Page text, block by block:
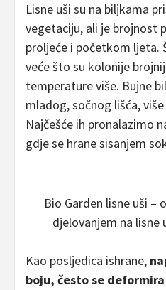
Lisne uši su na biljkama
vegetaciju, ali je brojnost
proljeće i početkom ljeta.
veće što su kolonije
temperature više. Bujne
mladog, sočnog lišća,
Najčešće ih pronalazimo
gdje se hrane sisanjem
Bio Garden lisne uši –
djelovanjem na
Kao posljedica ishrane,
boju, često se